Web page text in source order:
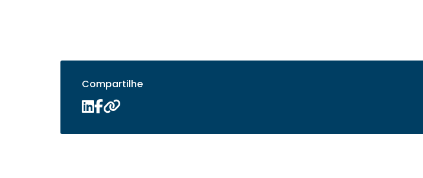
Compartilhe